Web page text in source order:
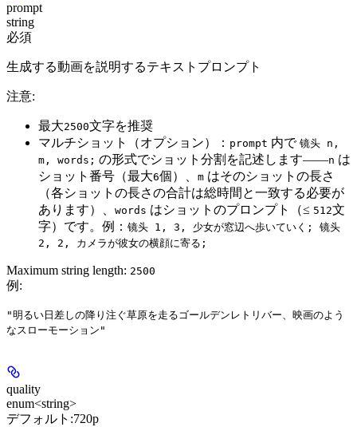
prompt
string
必須
生成する動画を説明するテキストプロンプト
注意:
最大2500文字を推奨
マルチショット（オプション）
： prompt 内で 镜头 n,
m, words; の形式でショット分割を記述します——n は
ショット番号（最大6個）、 m はそのショットの長さ
（各ショットの長さの合計は総時間と一致する必要が
あります）、 words はショットのプロンプト（≤ 512文
字）です。例： 镜头 1, 3, 少女が窓辺へ歩いていく; 镜头
2, 2, カメラが彼女の横顔に寄る;
Maximum string length: 2500
例 :
"明るい日差しの降り注ぐ草原を走るゴールデンレトリバー、映画のよう
なスローモーション"
quality
enum<string>
デフォルト:720p